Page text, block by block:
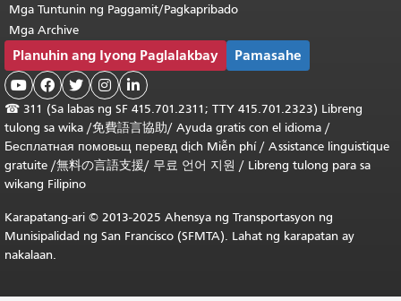
Mga Tuntunin ng Paggamit/Pagkapribado
Mga Archive
Planuhin ang Iyong Paglalakbay Pamasahe
    
☎ 311 (Sa labas ng SF 415.701.2311; TTY 415.701.2323) Libreng
tulong sa wika /免費語言協助/ Ayuda gratis con el idioma /
Бесплатная помовьщ перевд dịch Miễn phí/ Assistance linguistique
gratuite /無料の言語支援/ 무료 언어 지원 / Libreng tulong para sa
wikang Filipino
Karapatang-ari © 2013-2025 Ahensya ng Transportasyon ng
Munisipalidad ng San Francisco (SFMTA). Lahat ng karapatan ay
nakalaan.